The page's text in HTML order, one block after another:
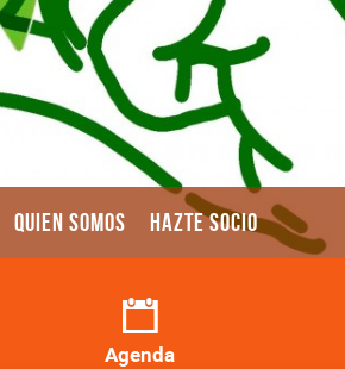
QUIEN SOMOS HAZTE SOCIO
Agenda